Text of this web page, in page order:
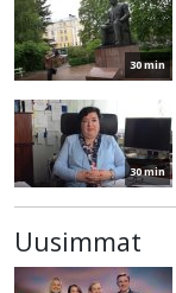
30 min
30 min
Uusimmat